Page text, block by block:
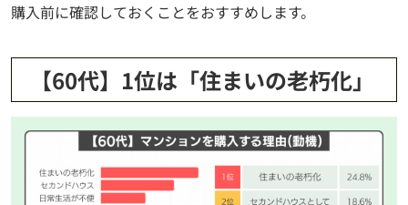
購入前に確認しておくことをおすすめします。
【60代】1位は「住まいの老朽化」